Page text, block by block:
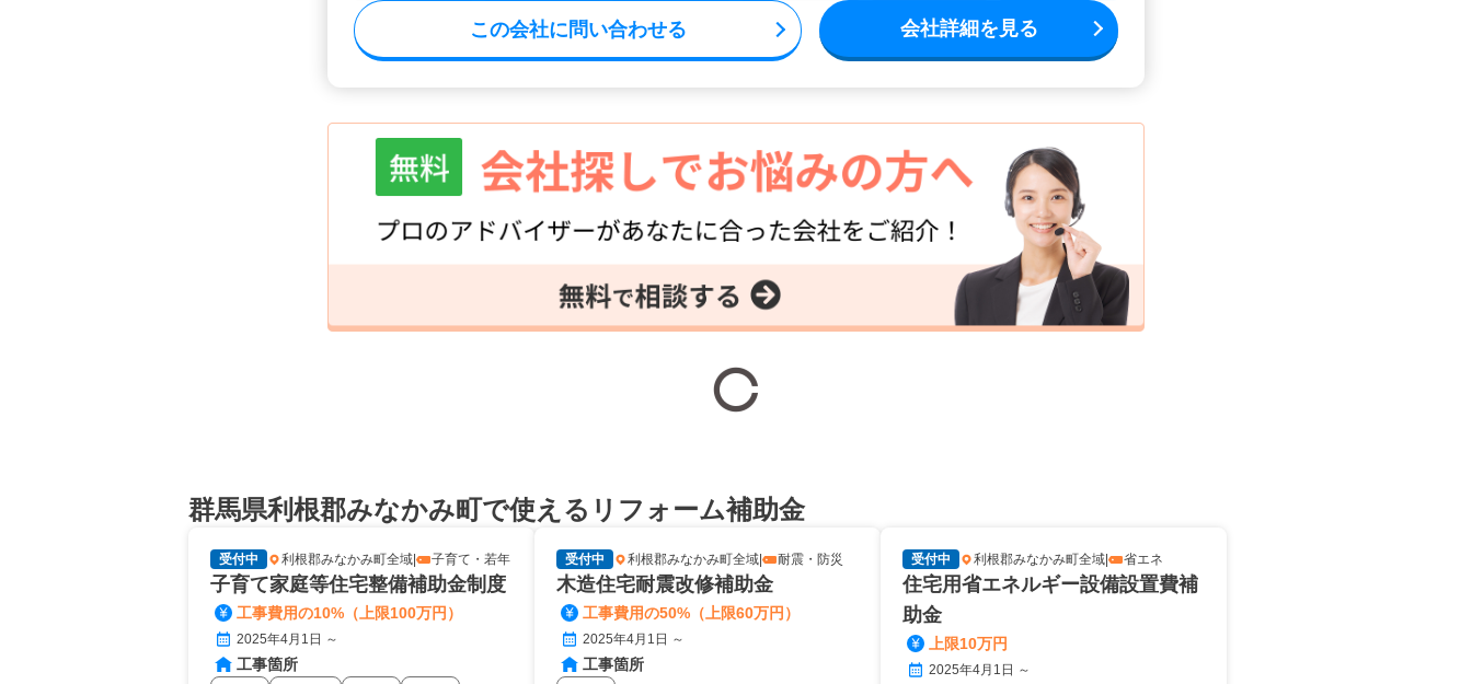
この会社に問い合わせる 会社詳細を見る
群馬県利根郡みなかみ町で使えるリフォーム補助金
受付中 利根郡みなかみ町全域 子育て・若年
子育て家庭等住宅整備補助金制度
工事費用の10%（上限100万円）
2025年4月1日 ～
工事箇所
受付中 利根郡みなかみ町全域 耐震・防災
木造住宅耐震改修補助金
工事費用の50%（上限60万円）
2025年4月1日 ～
工事箇所
受付中 利根郡みなかみ町全域 省エネ
住宅用省エネルギー設備設置費補
助金
上限10万円
2025年4月1日 ～